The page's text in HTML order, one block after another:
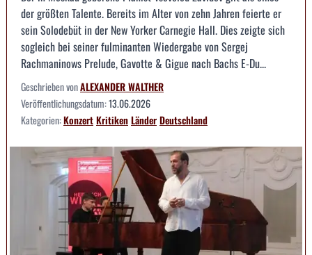
der größten Talente. Bereits im Alter von zehn Jahren feierte er
sein Solodebüt in der New Yorker Carnegie Hall. Dies zeigte sich
sogleich bei seiner fulminanten Wiedergabe von Sergej
Rachmaninows Prelude, Gavotte & Gigue nach Bachs E-Du...
Geschrieben vonALEXANDER WALTHER
Veröffentlichungsdatum:13.06.2026
Kategorien:KonzertKritikenLänderDeutschland